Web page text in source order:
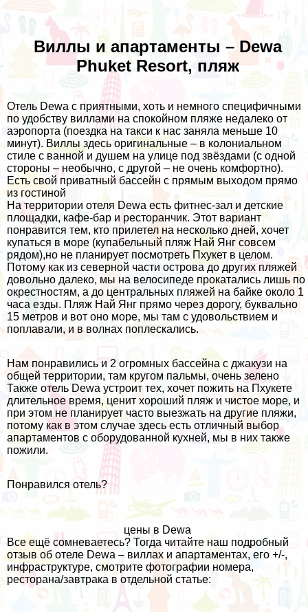
Виллы и апартаменты – Dewa
Phuket Resort, пляж
Отель Dewa с приятными, хоть и немного специфичными
по удобству виллами на спокойном пляже недалеко от
аэропорта (поездка на такси к нас заняла меньше 10
минут). Виллы здесь оригинальные – в колониальном
стиле с ванной и душем на улице под звёздами (с одной
стороны – необычно, с другой – не очень комфортно).
Есть свой приватный бассейн с прямым выходом прямо
из гостиной
На территории отеля Dewa есть фитнес-зал и детские
площадки, кафе-бар и ресторанчик. Этот вариант
понравится тем, кто прилетел на несколько дней, хочет
купаться в море (купабельный пляж Най Янг совсем
рядом),но не планирует посмотреть Пхукет в целом.
Потому как из северной части острова до других пляжей
довольно далеко, мы на велосипеде прокатались лишь по
окрестностям, а до центральных пляжей на байке около 1
часа езды. Пляж Най Янг прямо через дорогу, буквально
15 метров и вот оно море, мы там с удовольствием и
поплавали, и в волнах поплескались.
Нам понравились и 2 огромных бассейна с джакузи на
общей территории, там кругом пальмы, очень зелено
Также отель Dewa устроит тех, хочет пожить на Пхукете
длительное время, ценит хороший пляж и чистое море, и
при этом не планирует часто выезжать на другие пляжи,
потому как в этом случае здесь есть отличный выбор
апартаментов с оборудованной кухней, мы в них также
пожили.
Понравился отель?
цены в Dewa
Все ещё сомневаетесь? Тогда читайте наш подробный
отзыв об отеле Dewa – виллах и апартаментах, его +/-,
инфраструктуре, смотрите фотографии номера,
ресторана/завтрака в отдельной статье: